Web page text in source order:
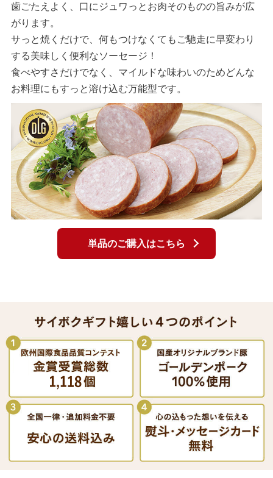
歯ごたえよく、口にジュワっとお肉そのものの旨みが広
がります。
サっと焼くだけで、何もつけなくてもご馳走に早変わり
する美味しく便利なソーセージ！
食べやすさだけでなく、マイルドな味わいのためどんな
お料理にもすっと溶け込む万能型です。
単品のご購入はこちら